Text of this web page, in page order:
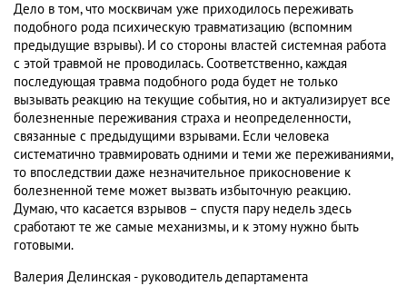
Дело в том, что москвичам уже приходилось переживать
подобного рода психическую травматизацию (вспомним
предыдущие взрывы). И со стороны властей системная работа
с этой травмой не проводилась. Соответственно, каждая
последующая травма подобного рода будет не только
вызывать реакцию на текущие события, но и актуализирует все
болезненные переживания страха и неопределенности,
связанные с предыдущими взрывами. Если человека
систематично травмировать одними и теми же переживаниями,
то впоследствии даже незначительное прикосновение к
болезненной теме может вызвать избыточную реакцию.
Думаю, что касается взрывов – спустя пару недель здесь
сработают те же самые механизмы, и к этому нужно быть
готовыми.
Валерия Делинская - руководитель департамента